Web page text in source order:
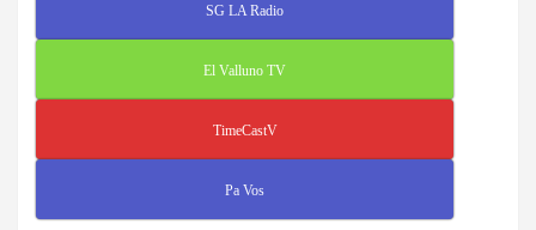
SG LA Radio
El Valluno TV
TimeCastV
Pa Vos